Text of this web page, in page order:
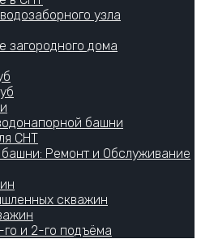
узла
загородного дома
башни
СНТ
Ремонт и Обслуживание
скважин
и 2-го подъёма